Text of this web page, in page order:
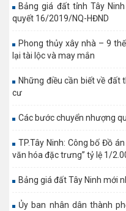
Bảng giá đất tỉnh Tây
quyết 16/2019/NQ-HĐND
Phong thủy xây nhà – 9
lại tài lộc và may mắn
Những điều cần biết về
cư
Các bước chuyển nhượng
TP.Tây Ninh: Công bố Đồ
văn hóa đặc trưng” tỷ lệ 1/
Bảng giá đất Tây Ninh mới
Ủy ban nhân dân thành